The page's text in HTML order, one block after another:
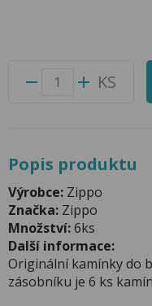
KS
Popis produktu
Výrobce: Zippo
Značka: Zippo
Množství:6ks
Další informace:
Originální kamínky do
zásobníku je 6 ks